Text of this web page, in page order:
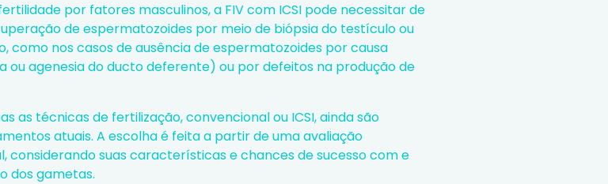
por fatores masculinos, a FIV com ICSI pode necessitar de
de espermatozoides por meio de biópsia do testículo ou
como nos casos de ausência de espermatozoides por causa
ou agenesia do ducto deferente) ou por defeitos na produção de
as técnicas de fertilização, convencional ou ICSI, ainda são
atuais. A escolha é feita a partir de uma avaliação
considerando suas características e chances de sucesso com e
dos gametas.